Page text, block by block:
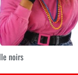
noirs